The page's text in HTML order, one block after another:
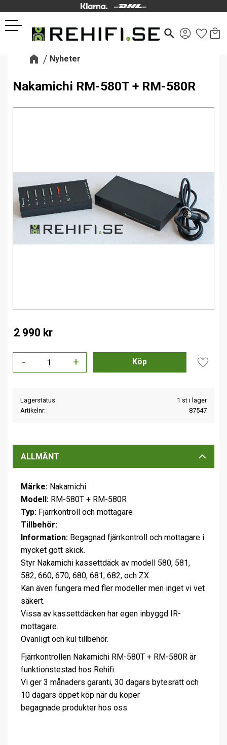
Meny
search
Nyheter
Nakamichi RM-580T + RM-580R
2 990 kr
+
-
Lägg
Lagerstatus
1 st i lager
Artikelnr
87547
ALLMÄNT
Märke: Nakamichi
Modell: RM-580T + RM-580R
Typ: Fjärrkontroll och mottagare
Tillbehör:
Information: Begagnad fjärrkontroll och mottagare i
mycket gott skick.
Styr Nakamichi kassettdäck av modell 580, 581,
582, 660, 670, 680, 681, 682, och ZX.
Kan även fungera med fler modeller men inget vi vet
säkert.
Vissa av kassettdäcken har egen inbyggd IR-
mottagare.
Ovanligt och kul tillbehör.
Fjärrkontrollen Nakamichi RM-580T + RM-580R är
funktionstestad hos Rehifi.
Vi ger 3 månaders garanti, 30 dagars bytesrätt och
10 dagars öppet köp när du köper
begagnade produkter hos oss.